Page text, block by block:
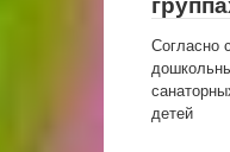
Согласно
детей